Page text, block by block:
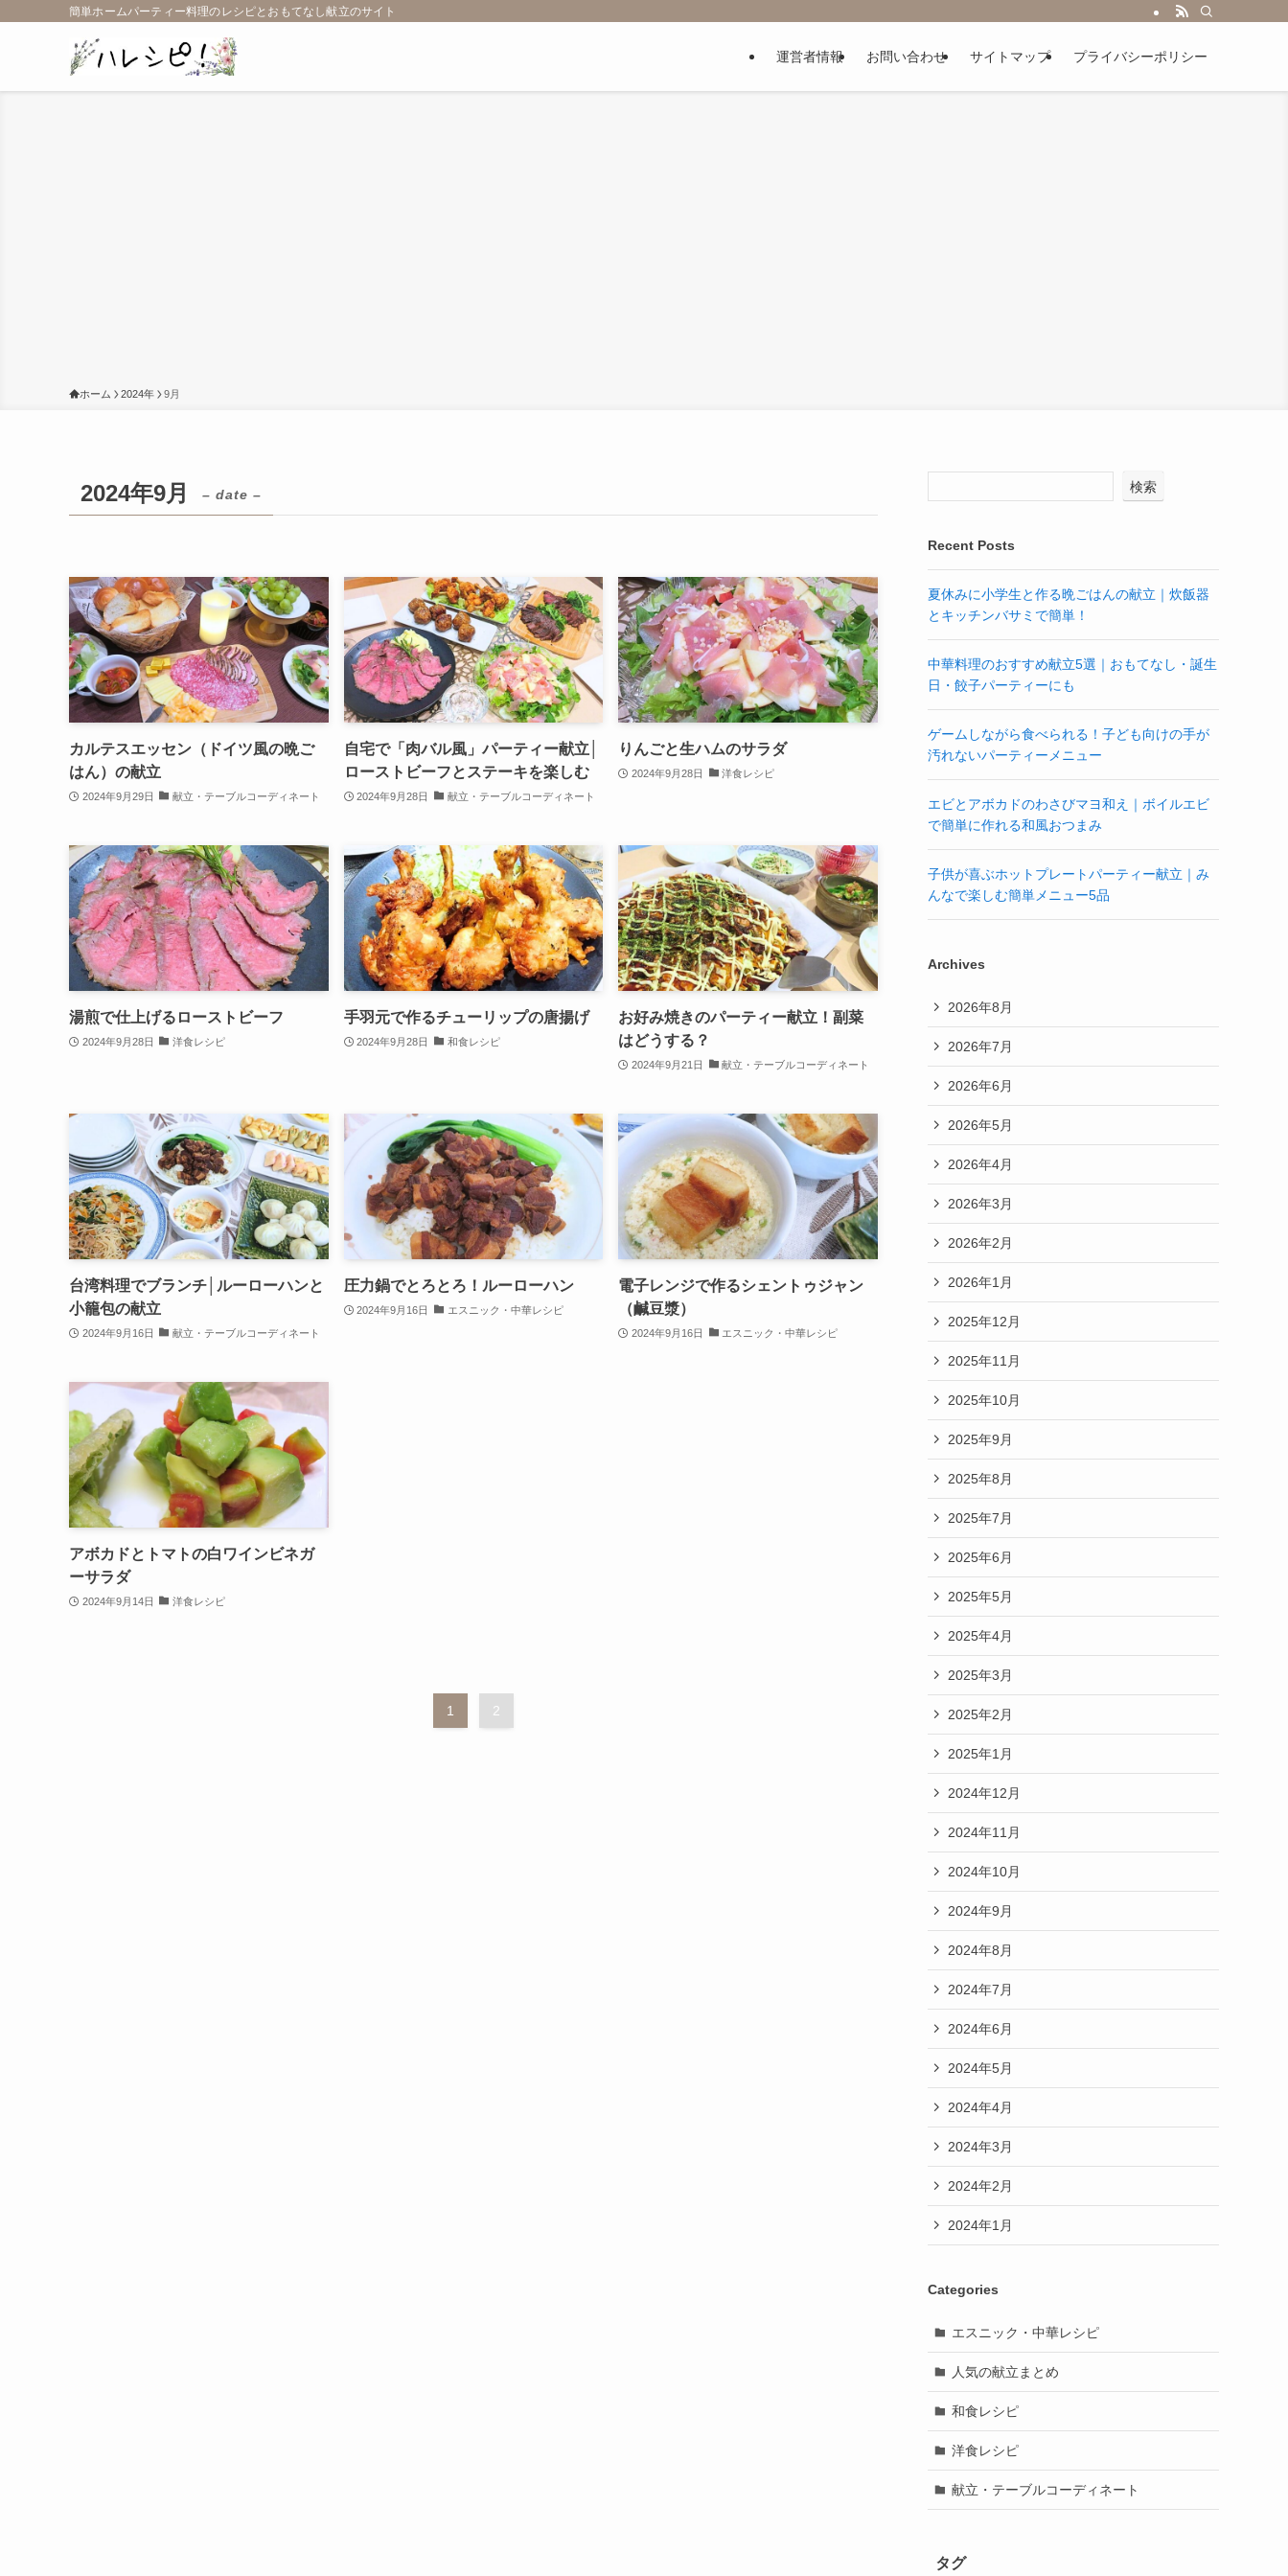
簡単ホームパーティー料理のレシピとおもてなし献立のサイト
運営者情報 お問い合わせ サイトマップ プライバシーポリシー
ホーム 2024年 9月
2024年9月 – date –
カルテスエッセン（ドイツ風の晩ご
はん）の献立
2024年9月29日 献立・テーブルコーディネート
自宅で「肉バル風」パーティー献立│
ローストビーフとステーキを楽しむ
2024年9月28日 献立・テーブルコーディネート
りんごと生ハムのサラダ
2024年9月28日 洋食レシピ
湯煎で仕上げるローストビーフ
2024年9月28日 洋食レシピ
手羽元で作るチューリップの唐揚げ
2024年9月28日 和食レシピ
お好み焼きのパーティー献立！副菜
はどうする？
2024年9月21日 献立・テーブルコーディネート
台湾料理でブランチ│ルーローハンと
小籠包の献立
2024年9月16日 献立・テーブルコーディネート
圧力鍋でとろとろ！ルーローハン
2024年9月16日 エスニック・中華レシピ
電子レンジで作るシェントゥジャン
（鹹豆漿）
2024年9月16日 エスニック・中華レシピ
アボカドとトマトの白ワインビネガ
ーサラダ
2024年9月14日 洋食レシピ
1 2
検索
Recent Posts
夏休みに小学生と作る晩ごはんの献立｜炊飯器
とキッチンバサミで簡単！
中華料理のおすすめ献立5選｜おもてなし・誕生
日・餃子パーティーにも
ゲームしながら食べられる！子ども向けの手が
汚れないパーティーメニュー
エビとアボカドのわさびマヨ和え｜ボイルエビ
で簡単に作れる和風おつまみ
子供が喜ぶホットプレートパーティー献立｜み
んなで楽しむ簡単メニュー5品
Archives
2026年8月
2026年7月
2026年6月
2026年5月
2026年4月
2026年3月
2026年2月
2026年1月
2025年12月
2025年11月
2025年10月
2025年9月
2025年8月
2025年7月
2025年6月
2025年5月
2025年4月
2025年3月
2025年2月
2025年1月
2024年12月
2024年11月
2024年10月
2024年9月
2024年8月
2024年7月
2024年6月
2024年5月
2024年4月
2024年3月
2024年2月
2024年1月
Categories
エスニック・中華レシピ
人気の献立まとめ
和食レシピ
洋食レシピ
献立・テーブルコーディネート
タグ